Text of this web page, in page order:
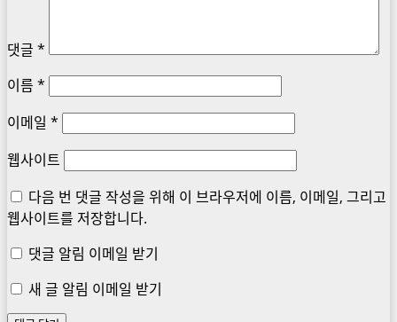
댓글 *
이름 *
이메일 *
웹사이트
다음 번 댓글 작성을 위해 이 브라우저에 이름, 이메일, 그리고
웹사이트를 저장합니다.
댓글 알림 이메일 받기
새 글 알림 이메일 받기